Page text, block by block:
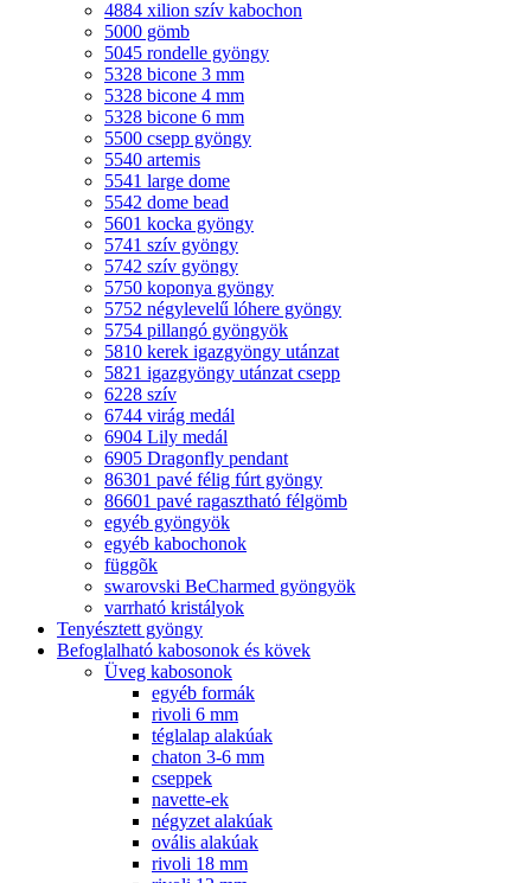
4884 xilion szív kabochon
5000 gömb
5045 rondelle gyöngy
5328 bicone 3 mm
5328 bicone 4 mm
5328 bicone 6 mm
5500 csepp gyöngy
5540 artemis
5541 large dome
5542 dome bead
5601 kocka gyöngy
5741 szív gyöngy
5742 szív gyöngy
5750 koponya gyöngy
5752 négylevelű lóhere gyöngy
5754 pillangó gyöngyök
5810 kerek igazgyöngy utánzat
5821 igazgyöngy utánzat csepp
6228 szív
6744 virág medál
6904 Lily medál
6905 Dragonfly pendant
86301 pavé félig fúrt gyöngy
86601 pavé ragasztható félgömb
egyéb gyöngyök
egyéb kabochonok
függõk
swarovski BeCharmed gyöngyök
varrható kristályok
Tenyésztett gyöngy
Befoglalható kabosonok és kövek
Üveg kabosonok
egyéb formák
rivoli 6 mm
téglalap alakúak
chaton 3-6 mm
cseppek
navette-ek
négyzet alakúak
ovális alakúak
rivoli 18 mm